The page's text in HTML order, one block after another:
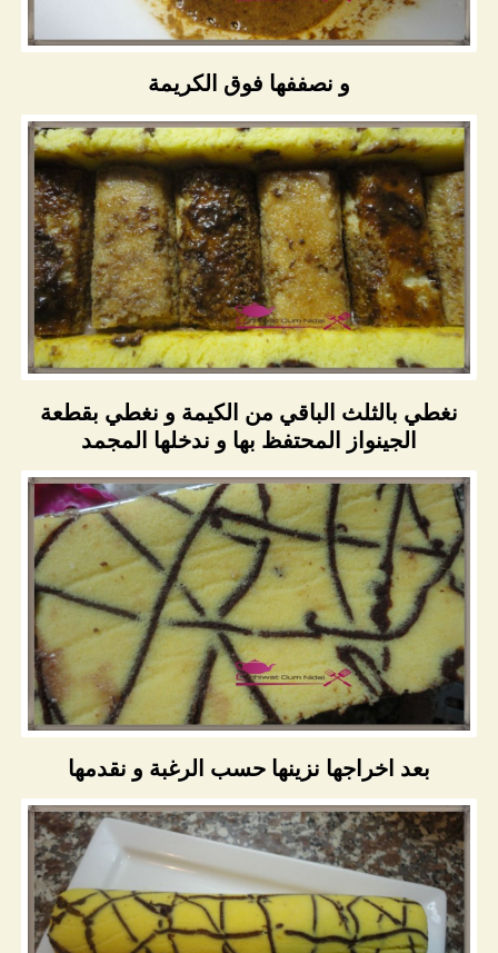
و نصففها فوق الكريمة
نغطي بالثلث الباقي من الكيمة و نغطي بقطعة
الجينواز المحتفظ بها و ندخلها المجمد
بعد اخراجها نزينها حسب الرغبة و نقدمها